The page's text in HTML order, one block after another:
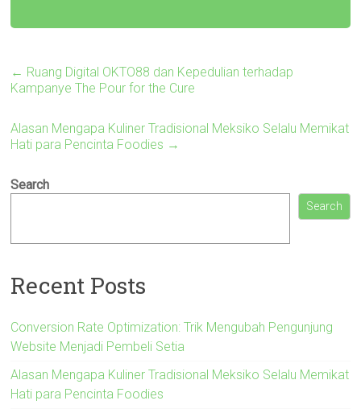
← Ruang Digital OKTO88 dan Kepedulian terhadap
Kampanye The Pour for the Cure
Alasan Mengapa Kuliner Tradisional Meksiko Selalu Memikat
Hati para Pencinta Foodies →
Search
Search
Recent Posts
Conversion Rate Optimization: Trik Mengubah Pengunjung
Website Menjadi Pembeli Setia
Alasan Mengapa Kuliner Tradisional Meksiko Selalu Memikat
Hati para Pencinta Foodies